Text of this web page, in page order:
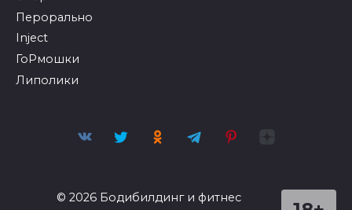
Перорально
Inject
ГоРмошки
Липолики
© 2026 Бодибилдинг и фитнес